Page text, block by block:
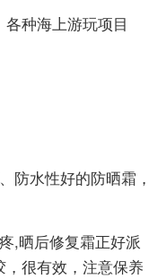
种海上游玩项目
防水性好的防晒霜，
,晒后修复霜正好派
，很有效，注意保养